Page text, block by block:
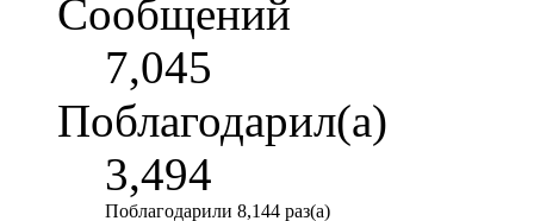
Сообщений
7,045
Поблагодарил(а)
3,494
Поблагодарили 8,144 раз(а)